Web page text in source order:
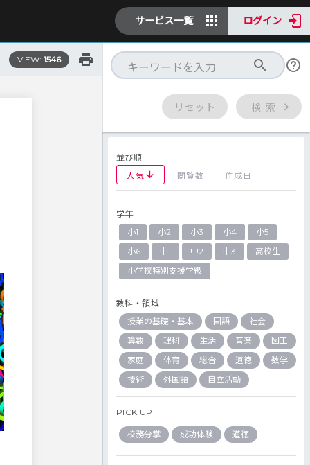
サービス一覧 ログイン
VIEW: 1546
リセット 検 索
並び順
人気
閲覧数 作成日
学年
小1
小2 小3 小4
小5
小6
中1 中2 中3
高校生
小学校特別支援学級
教科・領域
授業の基礎・基本
国語
社会
算数
理科 生活 音楽
図工
家庭
体育 総合 道徳
数学
技術
外国語 自立活動
PICK UP
校務分掌 成功体験 道徳